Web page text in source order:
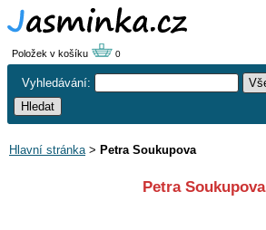
Položek v košíku 0
Vyhledávání:
Hlavní stránka> Petra Soukupova
Petra Soukupova